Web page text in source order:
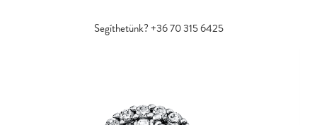
Segíthetünk? +36 70 315 6425